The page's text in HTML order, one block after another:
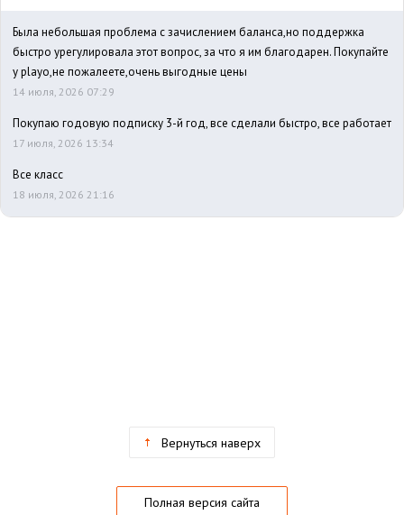
Была небольшая проблема с зачислением баланса,но поддержка
быстро урегулировала этот вопрос, за что я им благодарен. Покупайте
у playo,не пожалеете,очень выгодные цены
14 июля, 2026 07:29
Покупаю годовую подписку 3-й год, все сделали быстро, все работает
17 июля, 2026 13:34
Все класс
18 июля, 2026 21:16
Вернуться наверх
Полная версия сайта